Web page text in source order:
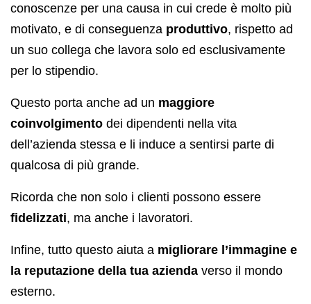
conoscenze per una causa in cui crede è molto più
motivato, e di conseguenza produttivo, rispetto ad
un suo collega che lavora solo ed esclusivamente
per lo stipendio.
Questo porta anche ad un maggiore
coinvolgimento dei dipendenti nella vita
dell’azienda stessa e li induce a sentirsi parte di
qualcosa di più grande.
Ricorda che non solo i clienti possono essere
fidelizzati, ma anche i lavoratori.
Infine, tutto questo aiuta a migliorare l’immagine e
la reputazione della tua azienda verso il mondo
esterno.